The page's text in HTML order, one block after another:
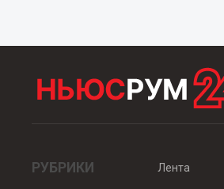
РУБРИКИ
Лента